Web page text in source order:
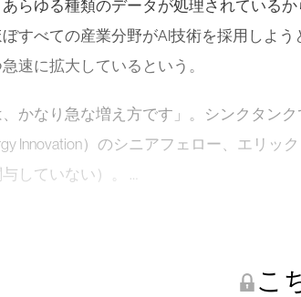
らゆる種類のデータが処理されている
すべての産業分野がAI技術を採用しよ
速に拡大しているという。
、かなり急な増え方です」。シンクタン
Innovation）のシニアフェロー、エリッ
していない）。 …
こ